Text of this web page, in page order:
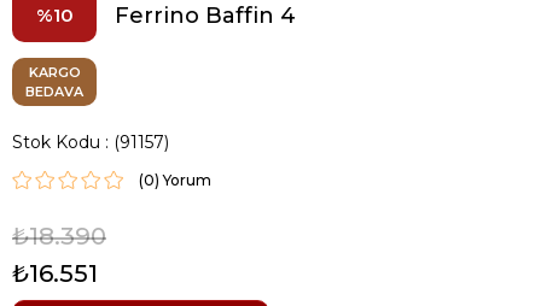
10 Ferrino Baffin 4
KARGO
BEDAVA
Stok Kodu (91157)
(0)
₺18.390
₺16.551